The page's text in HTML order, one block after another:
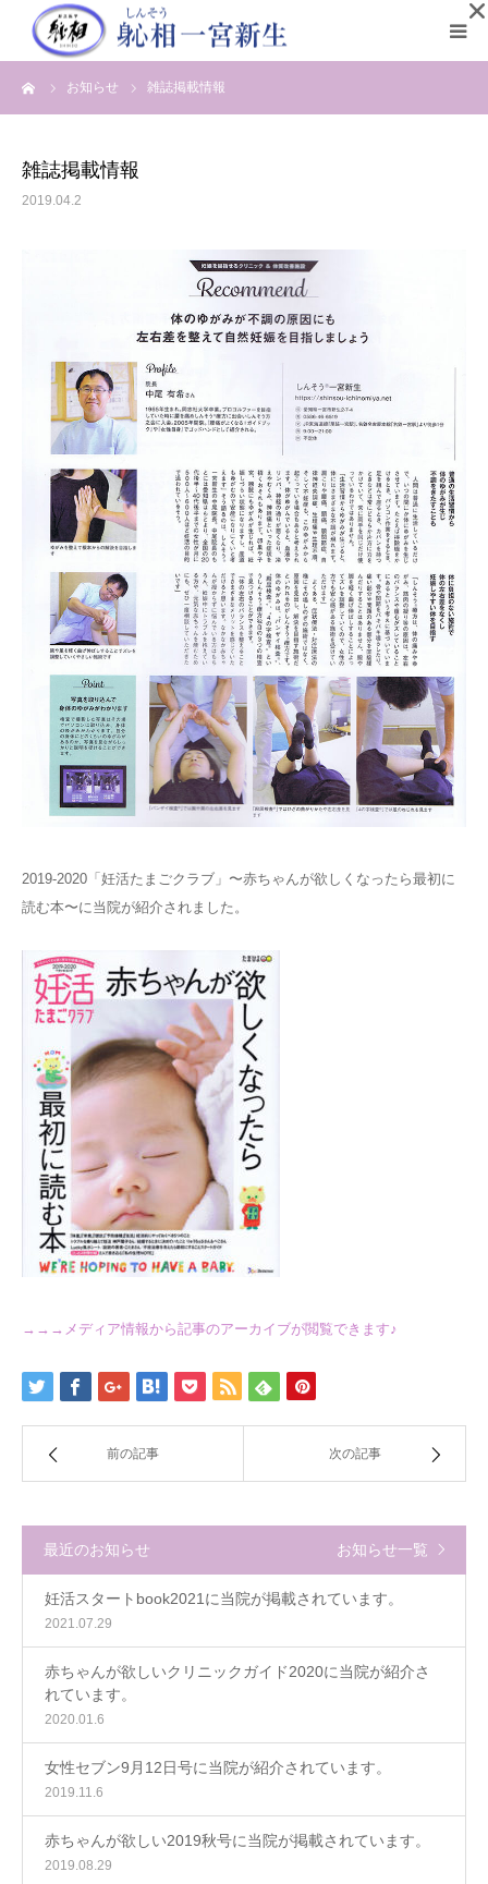
お知らせ 雑誌掲載情報
雑誌掲載情報
2019.04.2
2019-2020「妊活たまごクラブ」〜赤ちゃんが欲しくなったら最初に
読む本〜に当院が紹介されました。
→→→メディア情報から記事のアーカイブが閲覧できます♪
前の記事 次の記事
最近のお知らせ お知らせ一覧
妊活スタートbook2021に当院が掲載されています。
2021.07.29
赤ちゃんが欲しいクリニックガイド2020に当院が紹介さ
れています。
2020.01.6
女性セブン9月12日号に当院が紹介されています。
2019.11.6
赤ちゃんが欲しい2019秋号に当院が掲載されています。
2019.08.29
初めての方へ
お客様の声
営業案内と料金